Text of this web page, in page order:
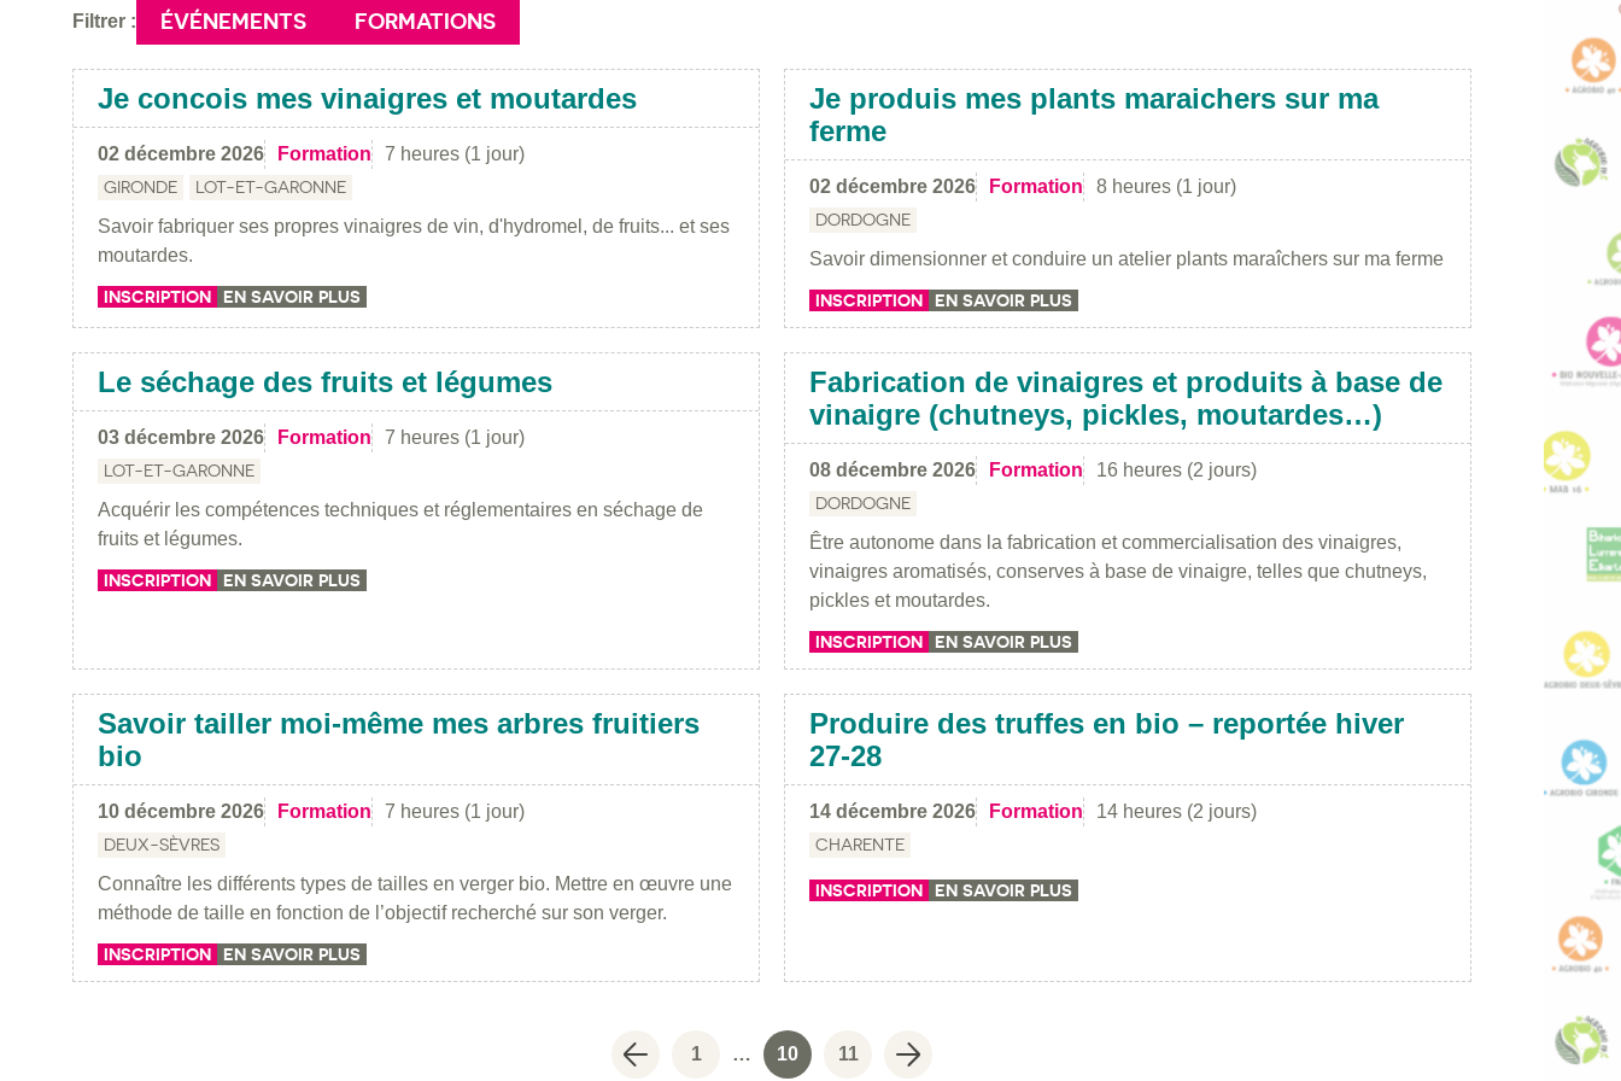
Filtrer : ÉVÉNEMENTS FORMATIONS
Je concois mes vinaigres et moutardes
02 décembre 2026 Formation 7 heures (1 jour)
GIRONDE LOT-ET-GARONNE
Savoir fabriquer ses propres vinaigres de vin, d'hydromel, de fruits... et ses
moutardes.
INSCRIPTION EN SAVOIR PLUS
Je produis mes plants maraichers sur ma
ferme
02 décembre 2026 Formation 8 heures (1 jour)
DORDOGNE
Savoir dimensionner et conduire un atelier plants maraîchers sur ma ferme
INSCRIPTION EN SAVOIR PLUS
Le séchage des fruits et légumes
03 décembre 2026 Formation 7 heures (1 jour)
LOT-ET-GARONNE
Acquérir les compétences techniques et réglementaires en séchage de
fruits et légumes.
INSCRIPTION EN SAVOIR PLUS
Fabrication de vinaigres et produits à base de
vinaigre (chutneys, pickles, moutardes…)
08 décembre 2026 Formation 16 heures (2 jours)
DORDOGNE
Être autonome dans la fabrication et commercialisation des vinaigres,
vinaigres aromatisés, conserves à base de vinaigre, telles que chutneys,
pickles et moutardes.
INSCRIPTION EN SAVOIR PLUS
Savoir tailler moi-même mes arbres fruitiers
bio
10 décembre 2026 Formation 7 heures (1 jour)
DEUX-SÈVRES
Connaître les différents types de tailles en verger bio. Mettre en œuvre une
méthode de taille en fonction de l’objectif recherché sur son verger.
INSCRIPTION EN SAVOIR PLUS
Produire des truffes en bio – reportée hiver
27-28
14 décembre 2026 Formation 14 heures (2 jours)
CHARENTE
INSCRIPTION EN SAVOIR PLUS
Page suivante
1 …
Page
10 11
Page précédente